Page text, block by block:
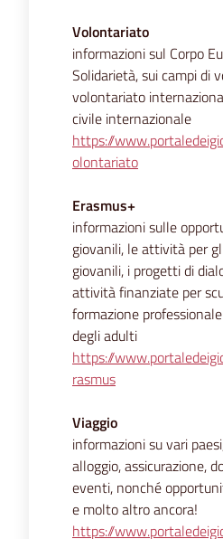
Volontariato
informazioni sul Corpo
Solidarietà, sui campi di
volontariato
civile internazionale
https://
olontariato
Erasmus+
informazioni sulle
giovanili, le attività per
giovanili, i progetti di
attività finanziate per
formazione
degli adulti
https://
rasmus
Viaggio
informazioni su vari
alloggio, assicurazione,
eventi, nonché
e molto altro ancora!
https://